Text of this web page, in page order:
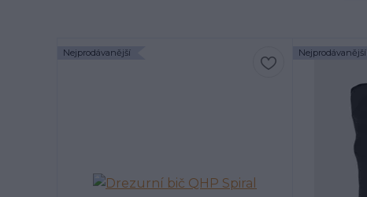
Nejprodávanější Nejprodávanější